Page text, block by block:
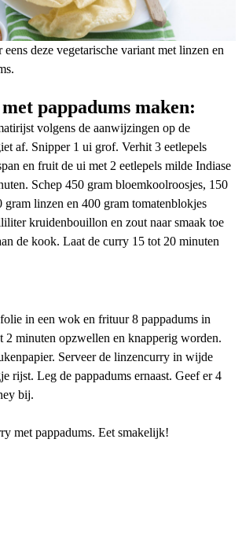
deze vegetarische variant met linzen en
pappadums maken:
volgens de aanwijzingen op de
af. Snipper 1 ui grof. Verhit 3 eetlepels
en fruit de ui met 2 eetlepels milde Indiase
Schep 450 gram bloemkoolroosjes, 150
gram linzen en 400 gram tomatenblokjes
kruidenbouillon en zout naar smaak toe
de kook. Laat de curry 15 tot 20 minuten
in een wok en frituur 8 pappadums in
2 minuten opzwellen en knapperig worden.
Serveer de linzencurry in wijde
rijst. Leg de pappadums ernaast. Geef er 4
bij.
met pappadums. Eet smakelijk!